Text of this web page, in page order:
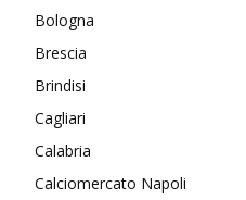
Bologna
Brescia
Brindisi
Cagliari
Calabria
Calciomercato Napoli